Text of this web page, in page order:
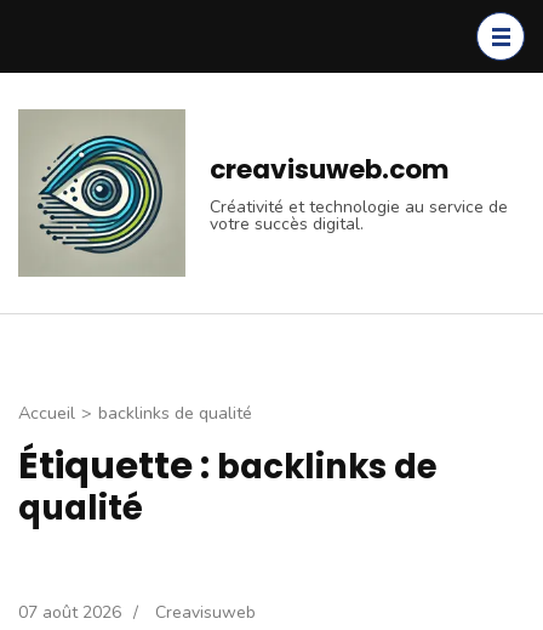
(Pressez
Entrée)
creavisuweb.com
Créativité et technologie au service de
votre succès digital.
Accueil > backlinks de qualité
Étiquette : backlinks de
qualité
07 août 2026 / Creavisuweb